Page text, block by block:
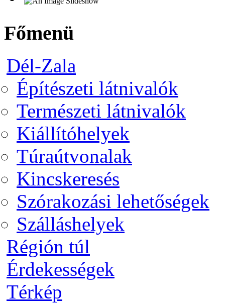
Főmenü
Dél-Zala
Építészeti látnivalók
Természeti látnivalók
Kiállítóhelyek
Túraútvonalak
Kincskeresés
Szórakozási lehetőségek
Szálláshelyek
Régión túl
Érdekességek
Térkép